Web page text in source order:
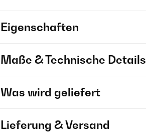
Eigenschaften
Maße & Technische Details
Was wird geliefert
Lieferung & Versand